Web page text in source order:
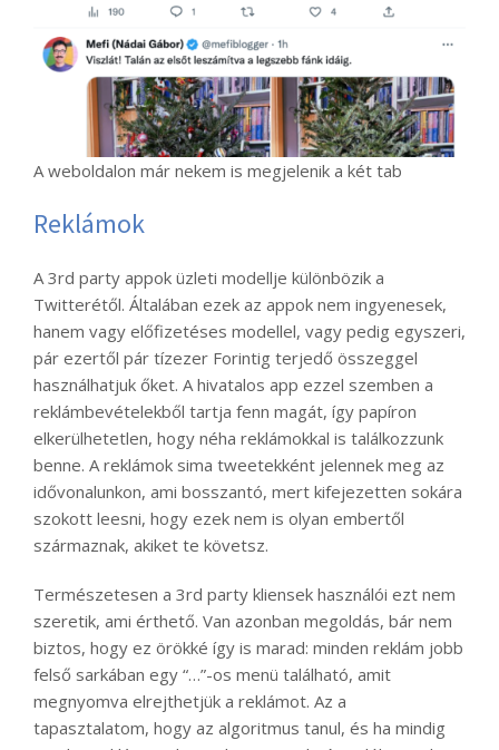
A weboldalon már nekem is megjelenik a két tab
Reklámok
A 3rd party appok üzleti modellje különbözik a
Twitterétől. Általában ezek az appok nem ingyenesek,
hanem vagy előfizetéses modellel, vagy pedig egyszeri,
pár ezertől pár tízezer Forintig terjedő összeggel
használhatjuk őket. A hivatalos app ezzel szemben a
reklámbevételekből tartja fenn magát, így papíron
elkerülhetetlen, hogy néha reklámokkal is találkozzunk
benne. A reklámok sima tweetekként jelennek meg az
idővonalunkon, ami bosszantó, mert kifejezetten sokára
szokott leesni, hogy ezek nem is olyan embertől
származnak, akiket te követsz.
Természetesen a 3rd party kliensek használói ezt nem
szeretik, ami érthető. Van azonban megoldás, bár nem
biztos, hogy ez örökké így is marad: minden reklám jobb
felső sarkában egy “…”-os menü található, amit
megnyomva elrejthetjük a reklámot. Az a
tapasztalatom, hogy az algoritmus tanul, és ha mindig